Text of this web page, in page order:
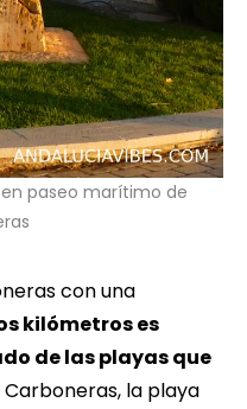
paseo marítimo de
con una
kilómetros es
de las playas que
la playa